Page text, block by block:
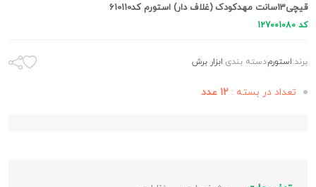
قیچی13سانت مهدکودک (غلاف دار) استورم کد610110
کد 127001080
برند:استورمدسته بندی:ابزار برش
تعداد در بسته : 12 عدد